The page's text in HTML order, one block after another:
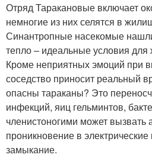
Отряд Таракановые включает
немногие из них селятся в
Синантропные насекомые
тепло – идеальные условия
Кроме неприятных эмоций при
соседство приносит реальный
опасны тараканы? Это
инфекций, яиц гельминтов,
членистоногими может вызвать
проникновение в
замыкание.